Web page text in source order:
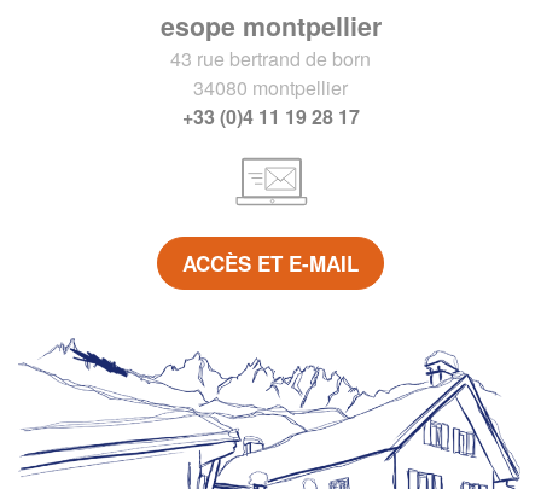
esope montpellier
43 rue bertrand de born
34080 montpellier
+33 (0)4 11 19 28 17
ACCÈS ET E-MAIL